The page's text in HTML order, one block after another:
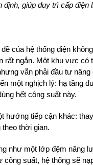
định, giúp duy trì cấp
của hệ thống điện
rất ngắn. Một khu vực
vẫn phải đầu tư
một nghịch lý: hạ tầng
hết công suất này.
hướng tiếp cận khác:
thời gian.
như một lớp đệm năng
công suất, hệ thống sẽ